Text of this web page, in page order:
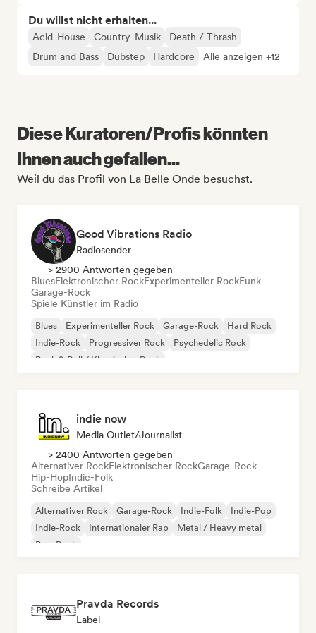
Du willst nicht erhalten...
Acid-House Country-Musik
Death / Thrash
Drum and Bass
Dubstep Hardcore Alle anzeigen +12
Diese Kuratoren/Profis könnten
Ihnen auch gefallen...
Weil du das Profil von La Belle Onde besuchst.
Good Vibrations Radio
Radiosender
> 2900 Antworten gegeben
BluesElektronischer RockExperimenteller RockFunk
Garage-Rock
Spiele Künstler im Radio
Blues Experimenteller Rock Garage-Rock
Hard Rock
Indie-Rock
Progressiver Rock
Psychedelic Rock
Rock & Roll / Klassischer Rock
indie now
Media Outlet/Journalist
> 2400 Antworten gegeben
Alternativer RockElektronischer RockGarage-Rock
Hip-HopIndie-Folk
Schreibe Artikel
Alternativer Rock Garage-Rock Indie-Folk
Indie-Pop
Indie-Rock
Internationaler Rap
Metal / Heavy metal
Pop-Rock
Pravda Records
Label